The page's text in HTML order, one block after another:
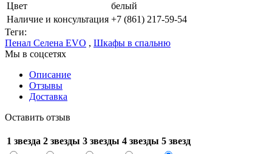
Цвет
белый
Наличие и консультация +7 (861) 217-59-54
Теги:
Пенал Селена EVO , Шкафы в спальню
Мы в соцсетях
Описание
Отзывы
Доставка
Оставить отзыв
1 звезда 2 звезды 3 звезды 4 звезды 5 звезд